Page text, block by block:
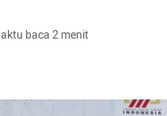
baca 2 menit